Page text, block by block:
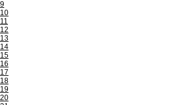
9
10
11
12
13
14
15
16
17
18
19
20